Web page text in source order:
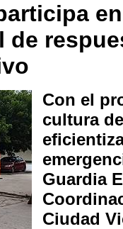
Con el
cultura
Guardia
Ciudad